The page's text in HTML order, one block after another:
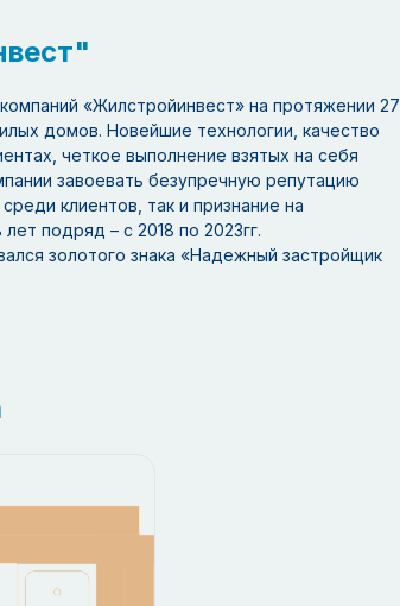
«Жилстройинвест» на протяжении 27
домов. Новейшие технологии, качество
четкое выполнение взятых на себя
завоевать безупречную репутацию
клиентов, так и признание на
подряд – с 2018 по 2023гг.
золотого знака «Надежный застройщик